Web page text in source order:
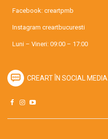
Facebook: creartpmb
Instagram creartbucuresti
Luni – Vineri: 09:00 – 17:00
CREART ÎN SOCIAL MEDIA